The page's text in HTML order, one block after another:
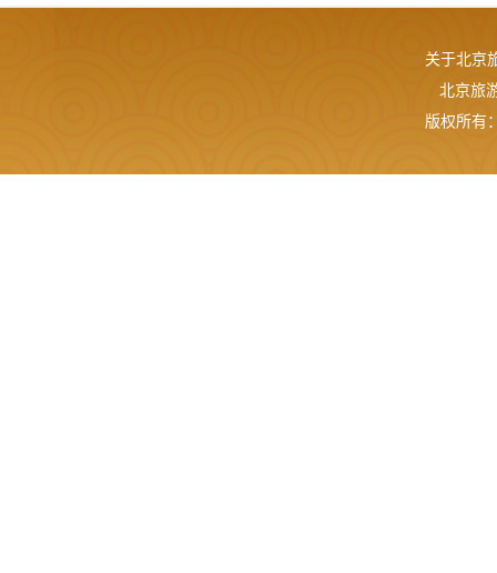
关于北京
北京旅
版权所有